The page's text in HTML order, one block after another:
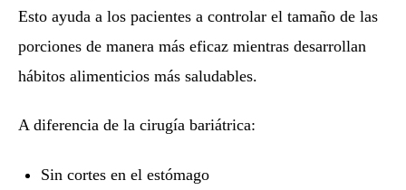
Esto ayuda a los pacientes a controlar el tamaño de las
porciones de manera más eficaz mientras desarrollan
hábitos alimenticios más saludables.
A diferencia de la cirugía bariátrica:
Sin cortes en el estómago